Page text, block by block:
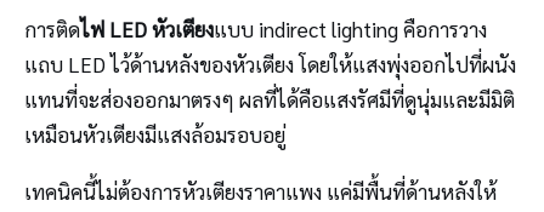
การติดไฟ LED หัวเตียงแบบ indirect lighting คือการวาง
แถบ LED ไว้ด้านหลังของหัวเตียง โดยให้แสงพุ่งออกไปที่ผนัง
แทนที่จะส่องออกมาตรงๆ ผลที่ได้คือแสงรัศมีที่ดูนุ่มและมีมิติ
เหมือนหัวเตียงมีแสงล้อมรอบอยู่
เทคนิคนี้ไม่ต้องการหัวเตียงราคาแพง แค่มีพื้นที่ด้านหลังให้